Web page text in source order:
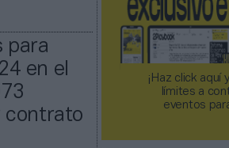
para
en el
contrato
¡Haz click aquí
límites a
eventos